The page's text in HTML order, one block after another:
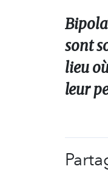
sont
lieu
leur